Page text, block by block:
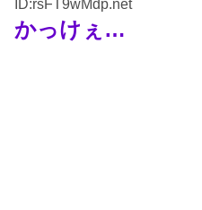
ID:rsFT9wMdp.net
かっけぇ…